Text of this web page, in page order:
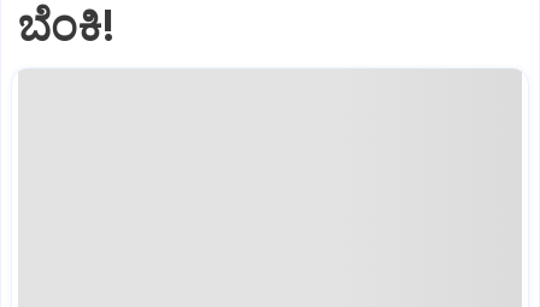
ಬೆಂಕಿ!